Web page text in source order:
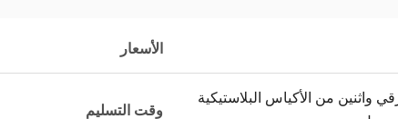
الأسعار
واثنين من الأكياس البلاستيكية
وقت التسليم